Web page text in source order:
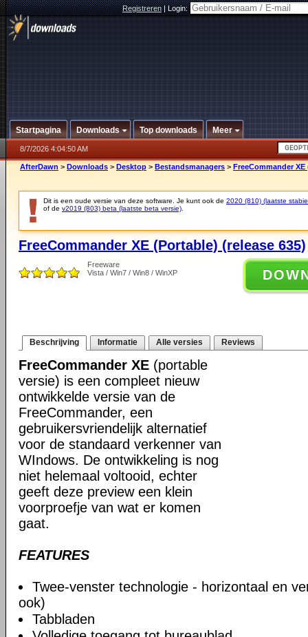
Registreren|Login:
Startpagina Downloads Top downloads Meer
8/7/2026 4:04:50 AM
AfterDawn > Downloads > Desktop > Bestandsmanagers > FreeCommander XE
Dit is een oude versie van deze software. Je kunt ook de 2020 (810) (laatste
of de v2019 (803) beta (laatste beta versie)
FreeCommander XE (Portable) (release 635)
Freeware
Vista / Win7 / Win8 / WinXP
Beschrijving Informatie Alle versies Reviews
FreeCommander XE (portable
versie) is een compleet nieuw
ontwikkelde versie van de
FreeCommander, een
gebruikersvriendelijk alternatief
voor de standaard verkenner van
WIndows. De ontwikkeling is nog
niet helemaal voltooid, echter
geeft deze preview een klein
voorproefje van wat er komen
gaat.
FEATURES
Twee-venster technologie - horizontaal en
ook)
Tabbladen